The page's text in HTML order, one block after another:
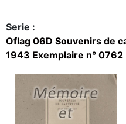
Serie :
Oflag 06D Souvenirs de
1943 Exemplaire n° 0762